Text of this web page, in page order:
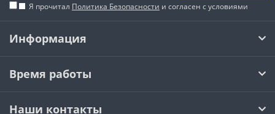
Я прочитал Политика Безопасности и согласен с условиями
Информация
Время работы
Наши контакты